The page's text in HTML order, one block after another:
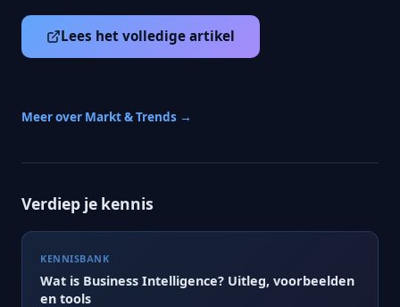
Lees het volledige artikel
Meer over Markt & Trends →
Verdiep je kennis
KENNISBANK
Wat is Business Intelligence? Uitleg, voorbeelden
en tools